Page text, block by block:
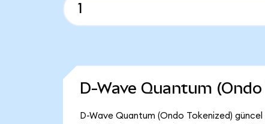
D-Wave Quantum
D-Wave Quantum (Ondo Tokenized) güncel